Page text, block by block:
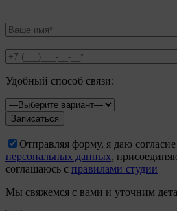
Удобный способ связи:
Отправляя форму, я даю
персональных данных,
соглашаюсь с правилами студии
Мы свяжемся с вами и уточним